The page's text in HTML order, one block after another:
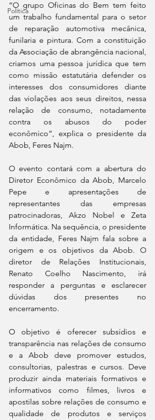
Política
“O grupo Oficinas do Bem tem feito
um trabalho fundamental para o setor
de reparação automotiva mecânica,
funilaria e pintura. Com a constituição
da Associação de abrangência nacional,
criamos uma pessoa jurídica que tem
como missão estatutária defender os
interesses dos consumidores diante
das violações aos seus direitos, nessa
relação de consumo, notadamente
contra os abusos do poder
econômico”, explica o presidente da
Abob, Feres Najm.
O evento contará com a abertura do
Diretor Econômico da Abob, Marcelo
Pepe e apresentações de
representantes das empresas
patrocinadoras, Akzo Nobel e Zeta
Informática. Na sequência, o presidente
da entidade, Feres Najm fala sobre a
origem e os objetivos da Abob. O
diretor de Relações Institucionais,
Renato Coelho Nascimento, irá
responder a perguntas e esclarecer
dúvidas dos presentes no
encerramento.
O objetivo é oferecer subsídios e
transparência nas relações de consumo
e a Abob deve promover estudos,
consultorias, palestras e cursos. Deve
produzir ainda materiais formativos e
informativos como filmes, livros e
apostilas sobre relações de consumo e
qualidade de produtos e serviços